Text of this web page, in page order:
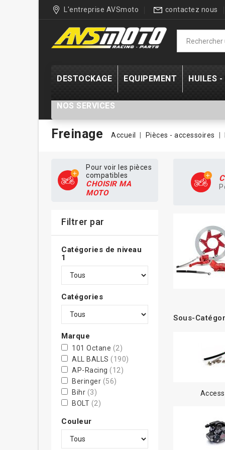
L'entreprise AVSmoto contactez nous
DESTOCKAGE EQUIPEMENT HUILES
NOS SERVICES
Freinage Accueil Pièces - accessoires
Pour voir les pièces
compatibles
CHOISIR MA
MOTO
Filtrer par
Catégories de niveau
1
Catégories
Marque
101 Octane (2)
ALL BALLS (190)
AP-Racing (12)
Beringer (56)
Bihr (3)
BOLT (2)
Brembo
BREMBO RACING
(20)
CL BRAKES(24)
Couleur
Sous-